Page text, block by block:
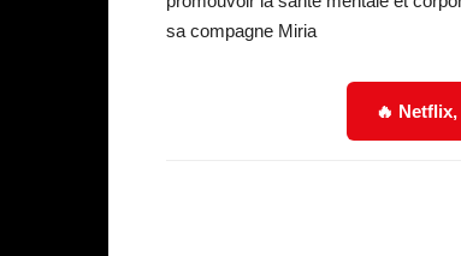
sa compagne Miria
🔥